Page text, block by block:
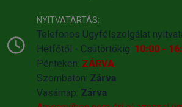
NYITVATARTÁS:
Telefonos Ügyfélszolgálat
Hétfőtől - Csütörtökig: 10:00 -
Pénteken: ZÁRVA
Szombaton: Zárva
Vasárnap: Zárva